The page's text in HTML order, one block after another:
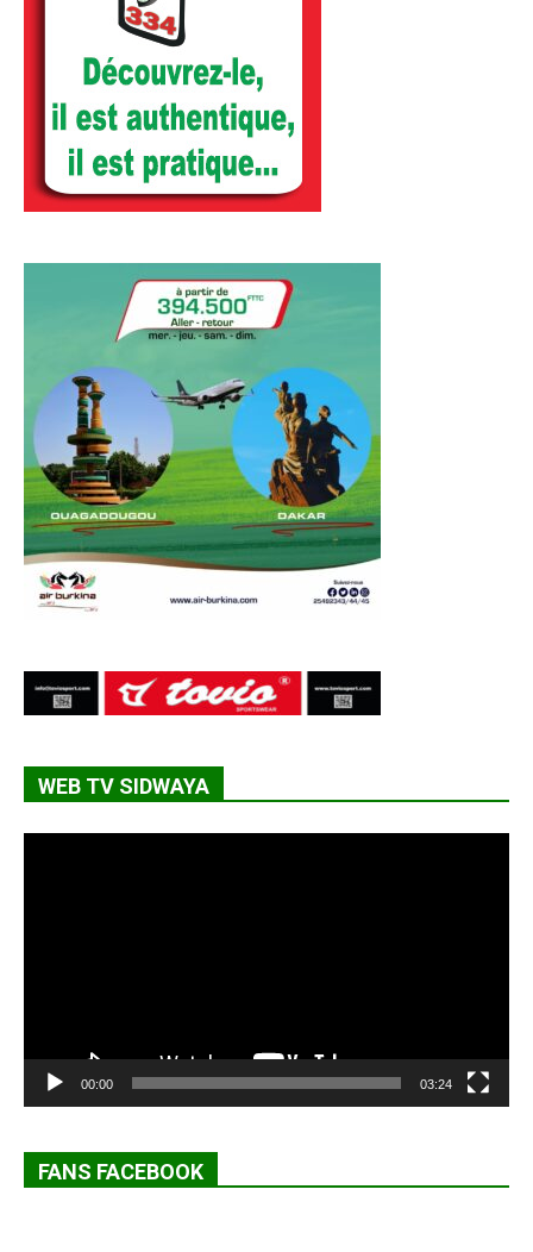
WEB TV SIDWAYA
00:00 03:24
FANS FACEBOOK